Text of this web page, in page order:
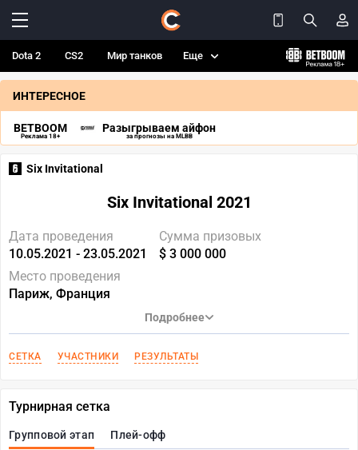
Dota 2 CS2 Мир танков Еще
ИНТЕРЕСНОЕ
BETBOOM
Реклама 18+
Разыгрываем айфон
за прогнозы на MLBB
Six Invitational
Six Invitational 2021
Дата проведения
10.05.2021 - 23.05.2021
Сумма призовых
$ 3 000 000
Место проведения
Париж, Франция
Подробнее
СЕТКА УЧАСТНИКИ РЕЗУЛЬТАТЫ
Турнирная сетка
Групповой этап Плей-офф